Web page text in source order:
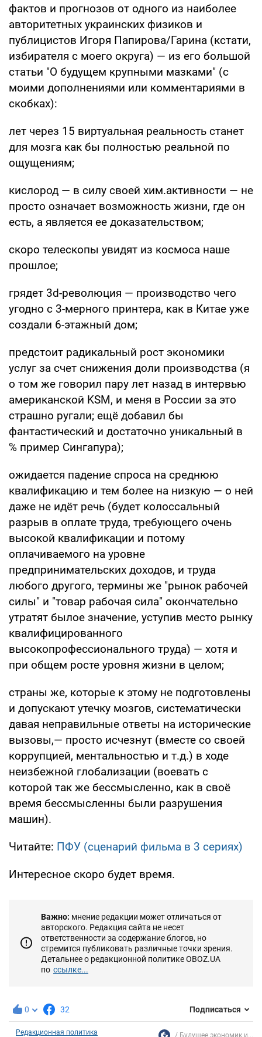
фактов и прогнозов от одного из наиболее
авторитетных украинских физиков и
публицистов Игоря Папирова/Гарина (кстати,
избирателя с моего округа) — из его большой
статьи "О будущем крупными мазками" (с
моими дополнениями или комментариями в
скобках):
лет через 15 виртуальная реальность станет
для мозга как бы полностью реальной по
ощущениям;
кислород — в силу своей хим.активности — не
просто означает возможность жизни, где он
есть, а является ее доказательством;
скоро телескопы увидят из космоса наше
прошлое;
грядет 3d-революция — производство чего
угодно с 3-мерного принтера, как в Китае уже
создали 6-этажный дом;
предстоит радикальный рост экономики
услуг за счет снижения доли производства (я
о том же говорил пару лет назад в интервью
американской KSM, и меня в России за это
страшно ругали; ещё добавил бы
фантастический и достаточно уникальный в
% пример Сингапура);
ожидается падение спроса на среднюю
квалификацию и тем более на низкую — о ней
даже не идёт речь (будет колоссальный
разрыв в оплате труда, требующего очень
высокой квалификации и потому
оплачиваемого на уровне
предпринимательских доходов, и труда
любого другого, термины же "рынок рабочей
силы" и "товар рабочая сила" окончательно
утратят былое значение, уступив место рынку
квалифицированного
высокопрофессионального труда) — хотя и
при общем росте уровня жизни в целом;
страны же, которые к этому не подготовлены
и допускают утечку мозгов, систематически
давая неправильные ответы на исторические
вызовы,— просто исчезнут (вместе со своей
коррупцией, ментальностью и т.д.) в ходе
неизбежной глобализации (воевать с
которой так же бессмысленно, как в своё
время бессмысленны были разрушения
машин).
Читайте: ПФУ (cценарий фильма в 3 сериях)
Интересное скоро будет время.
Важно: мнение редакции может отличаться от
авторского. Редакция сайта не несет
ответственности за содержание блогов, но
стремится публиковать различные точки зрения.
Детальнее о редакционной политике OBOZ.UA
по ссылке...
0 32 Подписаться
Редакционная политика Будущее экономик и...